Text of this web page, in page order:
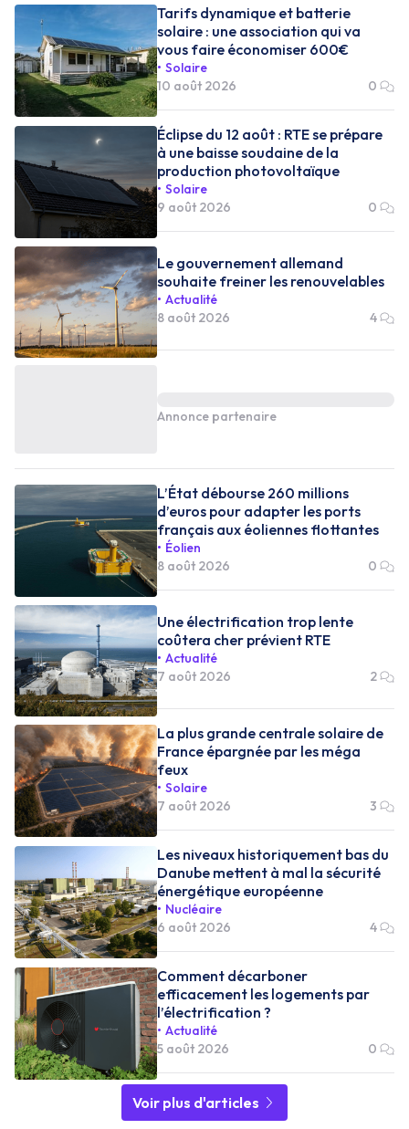
Tarifs dynamique et batterie
solaire : une association qui va
vous faire économiser 600€
Solaire
10 août 2026
0
Éclipse du 12 août : RTE se prépare
à une baisse soudaine de la
production photovoltaïque
Solaire
9 août 2026
0
Le gouvernement allemand
souhaite freiner les renouvelables
Actualité
8 août 2026
4
Annonce partenaire
L’État débourse 260 millions
d’euros pour adapter les ports
français aux éoliennes flottantes
Éolien
8 août 2026
0
Une électrification trop lente
coûtera cher prévient RTE
Actualité
7 août 2026
2
La plus grande centrale solaire de
France épargnée par les méga
feux
Solaire
7 août 2026
3
Les niveaux historiquement bas du
Danube mettent à mal la sécurité
énergétique européenne
Nucléaire
6 août 2026
4
Comment décarboner
efficacement les logements par
l’électrification ?
Actualité
5 août 2026
0
Voir plus d'articles